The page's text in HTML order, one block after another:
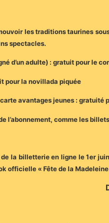
les traditions taurines
spectacles.
d’un adulte) : gratuit pour le
pour la novillada piquée
avantages jeunes : gratuité
l’abonnement, comme les
de la billetterie en ligne le 1er
officielle « Fête de la Madeleine